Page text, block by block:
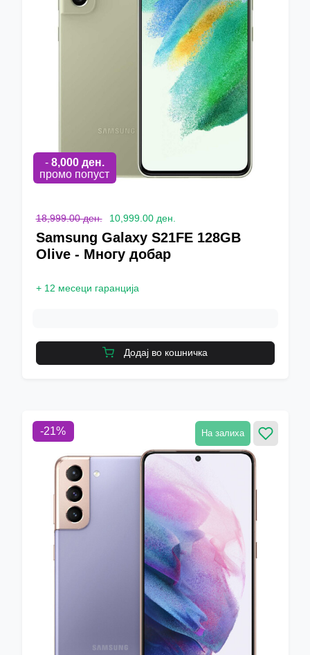
- 8,000ден.
промо попуст
18,999.00 ден. 10,999.00 ден.
Samsung Galaxy S21FE 128GB
Olive - Многу добар
+ 12 месеци гаранција
Додај во кошничка
-21% На залиха